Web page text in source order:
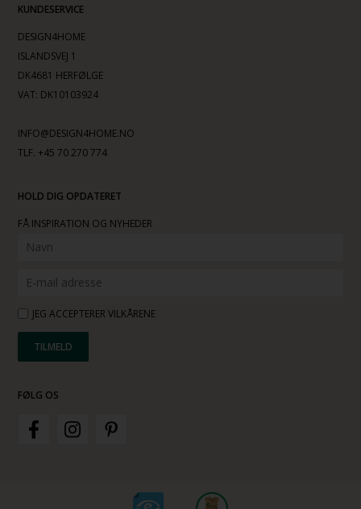
KUNDESERVICE
DESIGN4HOME
ISLANDSVEJ 1
DK4681 HERFØLGE
VAT: DK10103924
INFO@DESIGN4HOME.NO
TLF. +45 70 270 774
HOLD DIG OPDATERET
FÅ INSPIRATION OG NYHEDER
JEG ACCEPTERER VILKÅRENE
FØLG OS